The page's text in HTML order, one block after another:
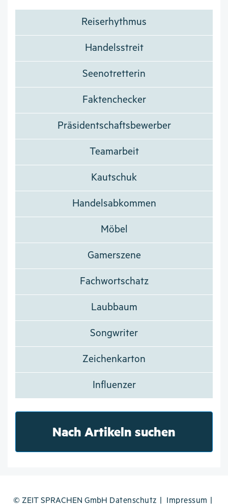
Reiserhythmus
Handelsstreit
Seenotretterin
Faktenchecker
Präsidentschaftsbewerber
Teamarbeit
Kautschuk
Handelsabkommen
Möbel
Gamerszene
Fachwortschatz
Laubbaum
Songwriter
Zeichenkarton
Influenzer
Nach Artikeln suchen
© ZEIT SPRACHEN GmbH Datenschutz Impressum